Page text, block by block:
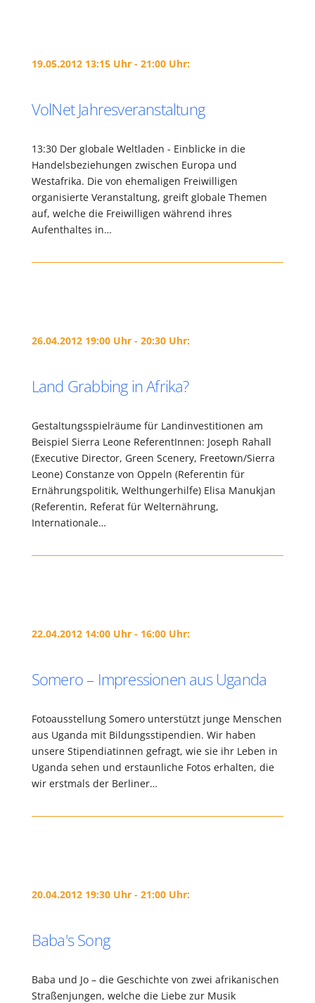
19.05.2012 13:15 Uhr - 21:00 Uhr:
VolNet Jahresveranstaltung
13:30 Der globale Weltladen - Einblicke in die
Handelsbeziehungen zwischen Europa und
Westafrika. Die von ehemaligen Freiwilligen
organisierte Veranstaltung, greift globale Themen
auf, welche die Freiwilligen während ihres
Aufenthaltes in…
26.04.2012 19:00 Uhr - 20:30 Uhr:
Land Grabbing in Afrika?
Gestaltungsspielräume für Landinvestitionen am
Beispiel Sierra Leone ReferentInnen: Joseph Rahall
(Executive Director, Green Scenery, Freetown/Sierra
Leone) Constanze von Oppeln (Referentin für
Ernährungspolitik, Welthungerhilfe) Elisa Manukjan
(Referentin, Referat für Welternährung,
Internationale…
22.04.2012 14:00 Uhr - 16:00 Uhr:
Somero – Impressionen aus Uganda
Fotoausstellung Somero unterstützt junge Menschen
aus Uganda mit Bildungsstipendien. Wir haben
unsere Stipendiatinnen gefragt, wie sie ihr Leben in
Uganda sehen und erstaunliche Fotos erhalten, die
wir erstmals der Berliner…
20.04.2012 19:30 Uhr - 21:00 Uhr:
Baba's Song
Baba und Jo – die Geschichte von zwei afrikanischen
Straßenjungen, welche die Liebe zur Musik